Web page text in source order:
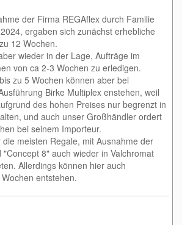
der Firma REGAflex durch Familie
ergaben sich zunächst erhebliche
12 Wochen.
wieder in der Lage, Aufträge im
von ca 2-3 Wochen zu erledigen.
zu 5 Wochen können aber bei
Birke Multiplex enstehen, weil
des hohen Preises nur begrenzt in
und auch unser Großhändler ordert
bei seinem Importeur.
meisten Regale, mit Ausnahme der
8" auch wieder in Valchromat
Allerdings können hier auch
entstehen.